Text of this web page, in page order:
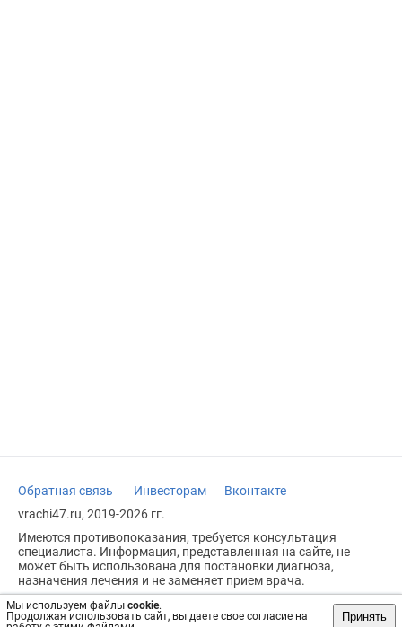
Мы используем файлы cookie.
Продолжая использовать сайт, вы даете свое согласие на
Принять
Обратная связь Инвесторам
Вконтакте
vrachi47.ru, 2019-2026 гг.
Имеются противопоказания, требуется консультация
специалиста. Информация, представленная на сайте, не
может быть использована для постановки диагноза,
назначения лечения и не заменяет прием врача.
Возрастное ограничение: 18+